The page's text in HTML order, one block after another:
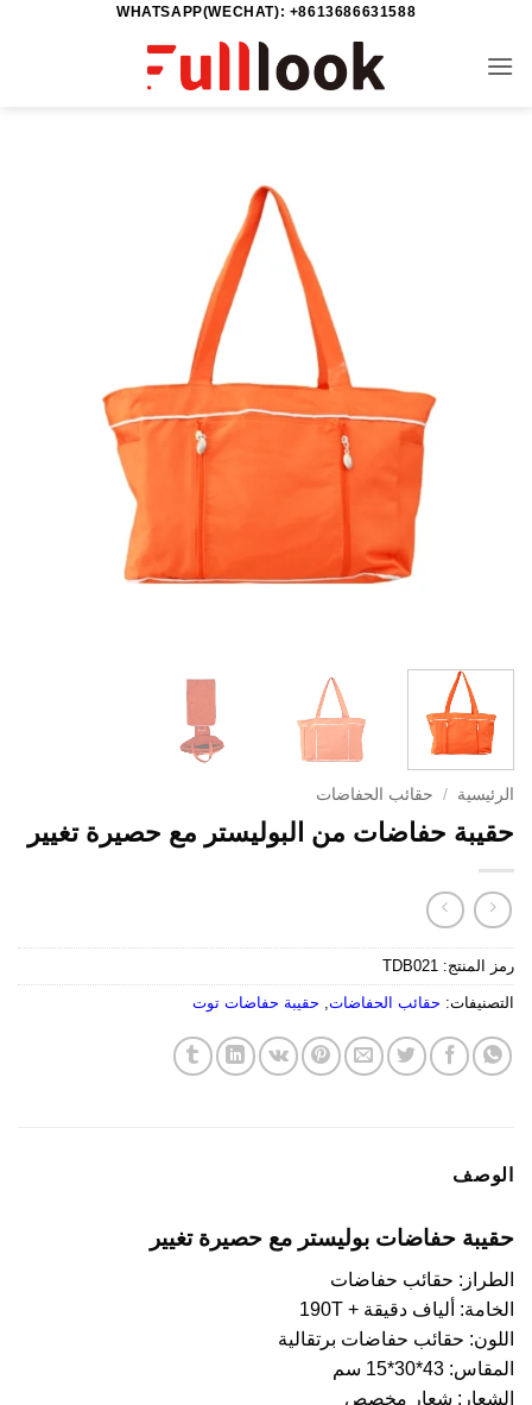
WHATSAPP(WECHAT): +8613686631588
الرئيسية / حقائب الحفاضات
حقيبة حفاضات من البوليستر مع حصيرة تغيير
رمز المنتج: TDB021
التصنيفات: حقائب الحفاضات, حقيبة حفاضات توت
الوصف
حقيبة حفاضات بوليستر مع حصيرة تغيير
الطراز: حقائب حفاضات
الخامة: ألياف دقيقة + 190T
اللون: حقائب حفاضات برتقالية
المقاس: 43*30*15 سم
الشعار: شعار مخصص